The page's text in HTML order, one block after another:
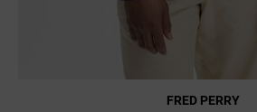
FRED PERRY